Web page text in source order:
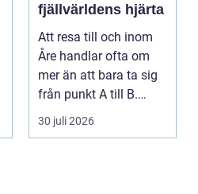
fjällvärldens hjärta
Att resa till och inom
Åre handlar ofta om
mer än att bara ta sig
från punkt A till B.
Vädret skifta...
30 juli 2026